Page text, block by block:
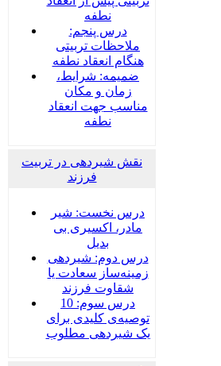
نطفه
درس پنجم:
ملاحظات تربیتی
هنگام انعقاد نطفه
ضمیمه‌: شرایط،
زمان و مکان
مناسب جهت انعقاد
نطفه
نقش شیردهی در تربیت
فرزند
درس نخست: شیر
مادر، اکسیری بی
بدیل
درس دوم: شیردهی
زمینه‌ساز سعادت یا
شقاوت فرزند
درس سوم: 10
توصیه‌ی کلیدی برای
یک شیردهی مطلوب